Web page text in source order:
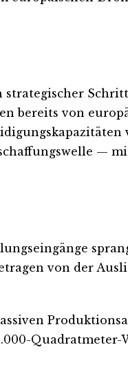
bereits von
—
von der